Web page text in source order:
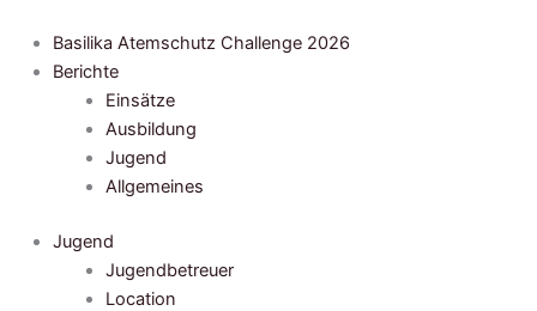
Inhalt
springen
Basilika Atemschutz Challenge 2026
Berichte
Einsätze
Ausbildung
Jugend
Allgemeines
Jugend
Jugendbetreuer
Location